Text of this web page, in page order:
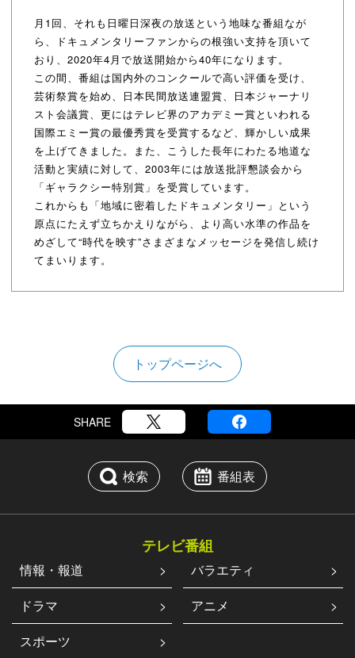
月1回、それも日曜日深夜の放送という地味な番組なが
ら、ドキュメンタリーファンからの根強い支持を頂いて
おり、2020年4月で放送開始から40年になります。
この間、番組は国内外のコンクールで高い評価を受け、
芸術祭賞を始め、日本民間放送連盟賞、日本ジャーナリ
スト会議賞、更にはテレビ界のアカデミー賞といわれる
国際エミー賞の最優秀賞を受賞するなど、輝かしい成果
を上げてきました。また、こうした長年にわたる地道な
活動と実績に対して、2003年には放送批評懇談会から
「ギャラクシー特別賞」を受賞しています。
これからも「地域に密着したドキュメンタリー」という
原点にたえず立ちかえりながら、より高い水準の作品を
めざして“時代を映す”さまざまなメッセージを発信し続け
てまいります。
トップページへ
SHARE
検索 番組表
テレビ番組
情報・報道
バラエティ
ドラマ
アニメ
スポーツ